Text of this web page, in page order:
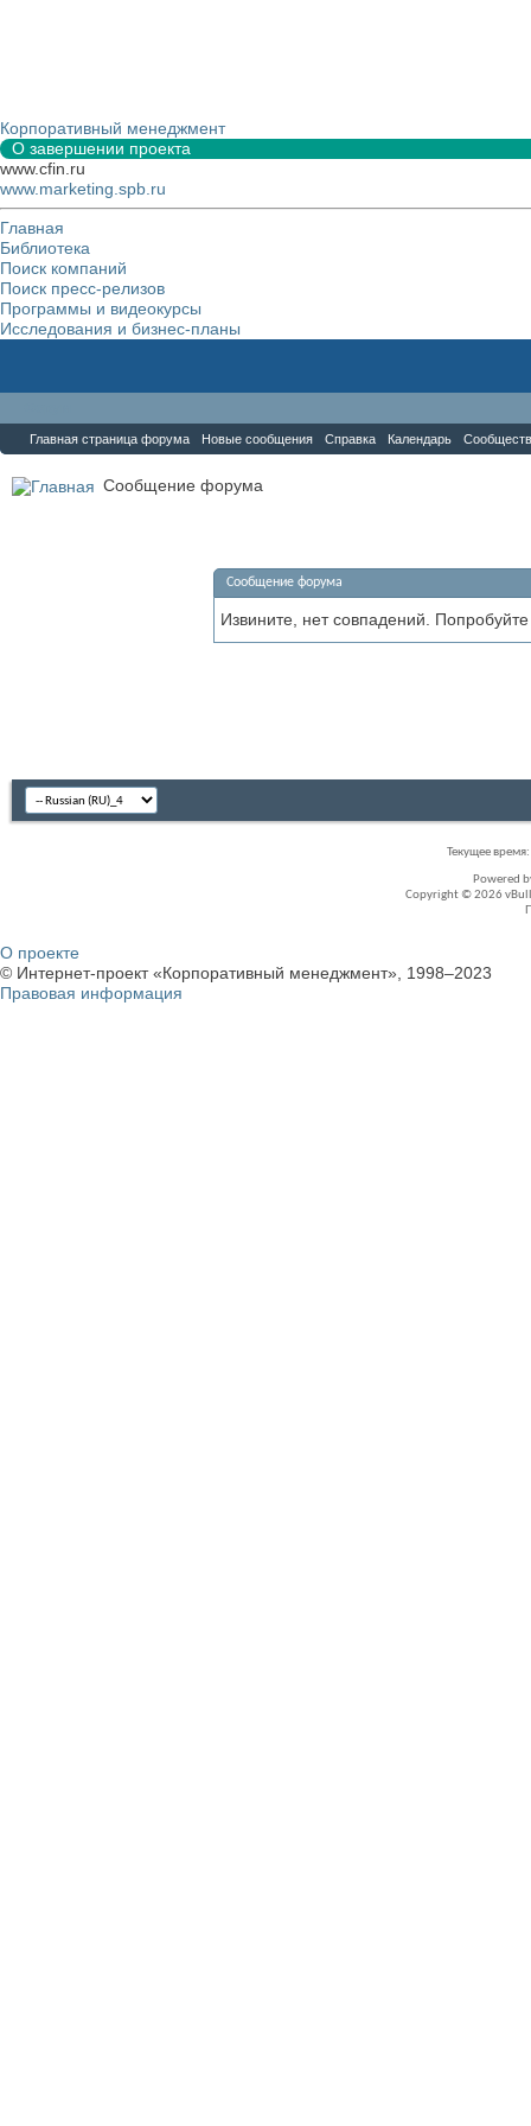
Корпоративный менеджмент
О завершении проекта
www.cfin.ru
www.marketing.spb.ru
Главная
Библиотека
Поиск компаний
Поиск пресс-релизов
Программы и видеокурсы
Исследования и бизнес-планы
Главная страница форума Новые сообщения Справка Календарь
Сообщение форума
Сообщение форума
Извините, нет совпадений.
Текущее время:
Powered
Copyright © 2026
О проекте
© Интернет-проект «Корпоративный менеджмент», 1998–2023
Правовая информация